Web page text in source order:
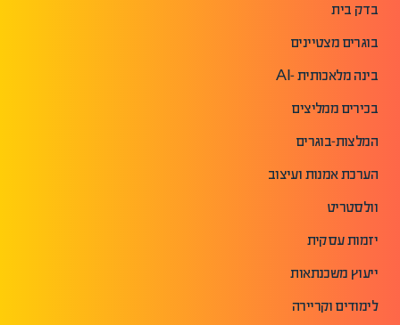
בדק בית
בוגרים מצטיינים
בינה מלאכותית -AI
בכירים ממליצים
המלצות-בוגרים
הערכת אמנות ועיצוב
וולסטריט
יזמות עסקית
ייעוץ משכנתאות
לימודים וקריירה